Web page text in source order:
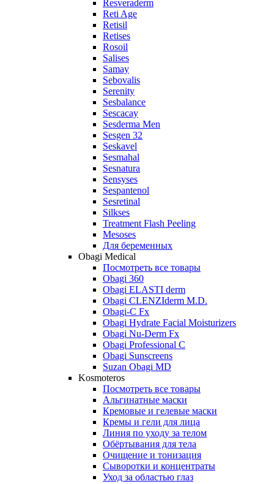
Resveraderm
Reti Age
Retisil
Retises
Rosoil
Salises
Samay
Sebovalis
Serenity
Sesbalance
Sescacay
Sesderma Men
Sesgen 32
Seskavel
Sesmahal
Sesnatura
Sensyses
Sespantenol
Sesretinal
Silkses
Treatment Flash Peeling
Mesoses
Для беременных
Obagi Medical
Посмотреть все товары
Obagi 360
Obagi ELASTI derm
Obagi CLENZIderm M.D.
Obagi-C Fx
Obagi Hydrate Facial Moisturizers
Obagi Nu-Derm Fx
Obagi Professional C
Obagi Sunscreens
Suzan Obagi MD
Kosmoteros
Посмотреть все товары
Альгинатные маски
Кремовые и гелевые маски
Кремы и гели для лица
Линия по уходу за телом
Обёртывания для тела
Очищение и тонизация
Сыворотки и концентраты
Уход за областью глаз